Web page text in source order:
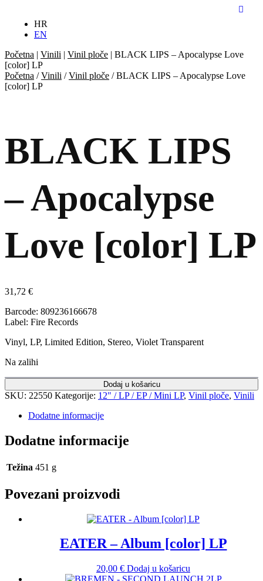
HR
EN
Početna | Vinili | Vinil ploče | BLACK LIPS – Apocalypse Love
[color] LP
Početna /Vinili /Vinil ploče / BLACK LIPS – Apocalypse Love
[color] LP
BLACK LIPS
– Apocalypse
Love [color] LP
31,72 €
Barcode: 809236166678
Label: Fire Records
Vinyl, LP, Limited Edition, Stereo, Violet Transparent
Na zalihi
Dodaj u košaricu
SKU: 22550 Kategorije: 12" / LP / EP / Mini LP, Vinil ploče, Vinili
Dodatne informacije
Dodatne informacije
Težina 451 g
Povezani proizvodi
EATER – Album [color] LP
20,00 € Dodaj u košaricu